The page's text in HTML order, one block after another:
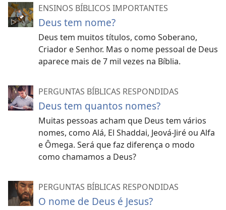
ENSINOS BÍBLICOS IMPORTANTES
Deus tem nome?
Deus tem muitos títulos, como Soberano,
Criador e Senhor. Mas o nome pessoal de Deus
aparece mais de 7 mil vezes na Bíblia.
PERGUNTAS BÍBLICAS RESPONDIDAS
Deus tem quantos nomes?
Muitas pessoas acham que Deus tem vários
nomes, como Alá, El Shaddai, Jeová-Jiré ou Alfa
e Ômega. Será que faz diferença o modo
como chamamos a Deus?
PERGUNTAS BÍBLICAS RESPONDIDAS
O nome de Deus é Jesus?